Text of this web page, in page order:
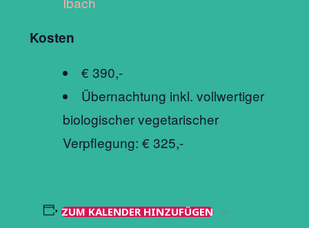
Kosten
€ 390,-
Übernachtung inkl. vollwertiger
biologischer vegetarischer
Verpflegung: € 325,-
ZUM KALENDER HINZUFÜGEN